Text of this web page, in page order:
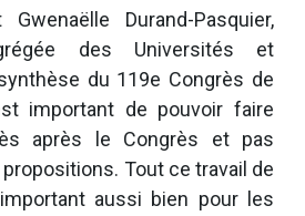
Durand-Pasquier,
des Universités et
du 119e Congrès de
important de pouvoir faire
après le Congrès et pas
Tout ce travail de
aussi bien pour les